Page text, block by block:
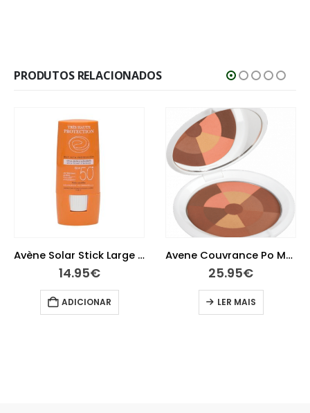
PRODUTOS RELACIONADOS
Avène Solar Stick Large 50+ 8g
14.95€
ADICIONAR
Avene Couvrance Po Mosaico Bronzeado 9 G
25.95€
LER MAIS